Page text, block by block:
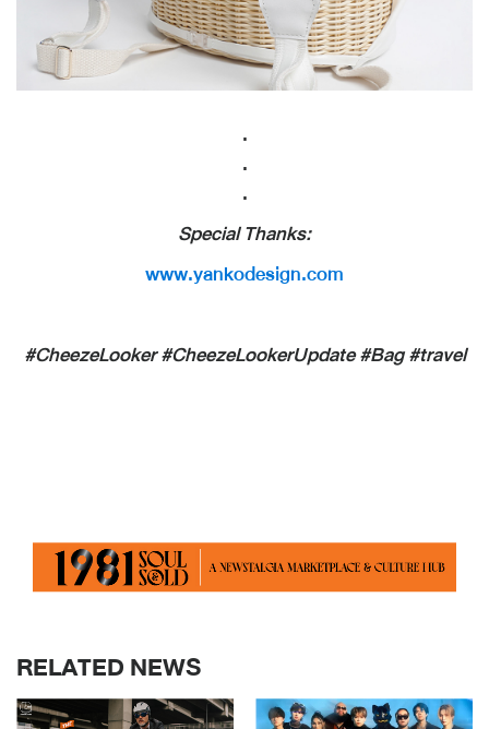
.
.
.
Special Thanks:
www.yankodesign.com
#CheezeLooker #CheezeLookerUpdate #Bag #travel
RELATED NEWS